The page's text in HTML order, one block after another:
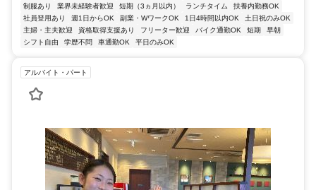
制服あり 業界未経験者歓迎 短期（3ヵ月以内） ランチタイム
扶養内勤務OK
社員登用あり
週1日からOK 副業・WワークOK 1日4時間以内OK
土日祝のみOK
主婦・主夫歓迎
資格取得支援あり フリーター歓迎 バイク通勤OK 短期
早朝
シフト自由
学歴不問 車通勤OK 平日のみOK
アルバイト・パート